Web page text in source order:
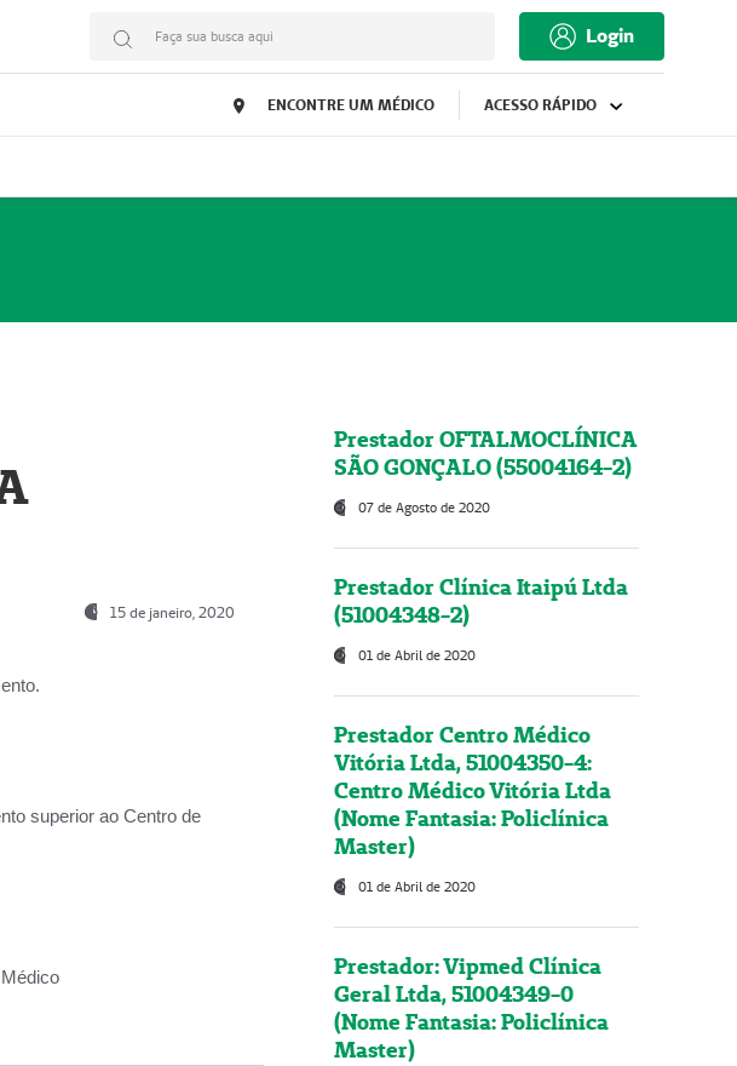
Faça sua busca aqui Login
ENCONTRE UM MÉDICO ACESSO RÁPIDO
15 de janeiro, 2020
superior ao Centro de
Prestador OFTALMOCLÍNICA
SÃO GONÇALO (55004164-2)
07 de Agosto de 2020
Prestador Clínica Itaipú Ltda
(51004348-2)
01 de Abril de 2020
Prestador Centro Médico
Vitória Ltda, 51004350-4:
Centro Médico Vitória Ltda
(Nome Fantasia: Policlínica
Master)
01 de Abril de 2020
Prestador: Vipmed Clínica
Geral Ltda, 51004349-0
(Nome Fantasia: Policlínica
Master)